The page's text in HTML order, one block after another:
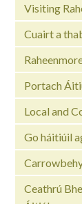
Visiting
Cuairt a
Portach
Local and
Go háitiúil
Ceathrú